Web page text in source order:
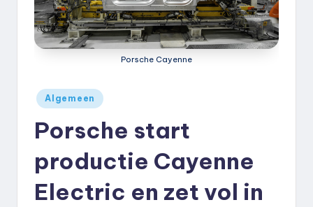
Porsche Cayenne
Geplaatst
in
Algemeen
Porsche start
productie Cayenne
Electric en zet vol in